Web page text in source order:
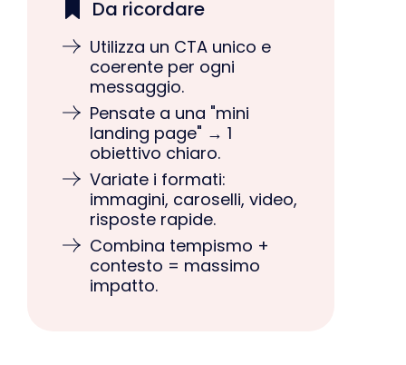
coerente per ogni
messaggio.
Pensate a una "mini
landing page" → 1
obiettivo chiaro.
Variate i formati:
immagini, caroselli, video,
risposte rapide.
Combina tempismo +
contesto = massimo
impatto.